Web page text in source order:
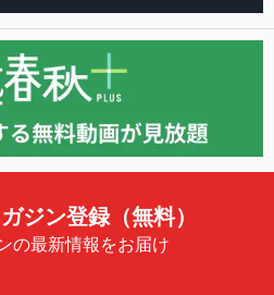
ジン登録（無料）
の最新情報をお届け